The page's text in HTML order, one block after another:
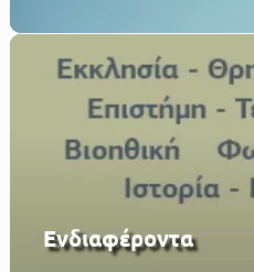
Eνδιαφέροντα